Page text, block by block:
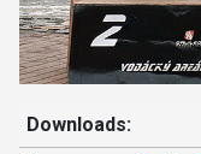
Downloads: